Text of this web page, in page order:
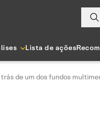
Lista de ações
trás de um dos fundos